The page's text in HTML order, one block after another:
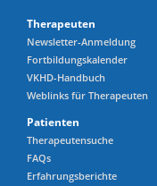
Therapeuten
Newsletter-Anmeldung
Fortbildungskalender
VKHD-Handbuch
Weblinks für Therapeuten
Patienten
Therapeutensuche
FAQs
Erfahrungsberichte